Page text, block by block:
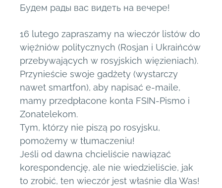
Будем рады вас видеть на вечере!
16 lutego zapraszamy na wieczór listów do
więźniów politycznych (Rosjan i Ukraińców
przebywających w rosyjskich więzieniach).
Przynieście swoje gadżety (wystarczy
nawet smartfon), aby napisać e-maile,
mamy przedpłacone konta FSIN-Pismo i
Zonatelekom.
Tym, którzy nie piszą po rosyjsku,
pomożemy w tłumaczeniu!
Jeśli od dawna chcieliście nawiązać
korespondencję, ale nie wiedzieliście, jak
to zrobić, ten wieczór jest właśnie dla Was!